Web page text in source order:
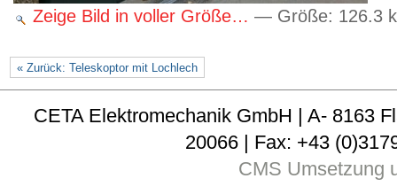
Zeige Bild in voller Größe… — Größe: 126.3
« Zurück: Teleskoptor mit Lochlech
CETA Elektromechanik GmbH | A- 8163
20066 | Fax: +43
CMS Umsetzung